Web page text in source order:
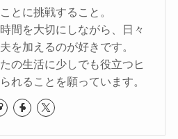
とに挑戦すること。
間を大切にしながら、日々
を加えるのが好きです。
の生活に少しでも役立つヒ
れることを願っています。